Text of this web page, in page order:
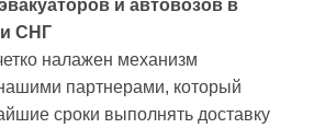
и автовозов в
СНГ
налажен механизм
партнерами, который
сроки выполнять доставку